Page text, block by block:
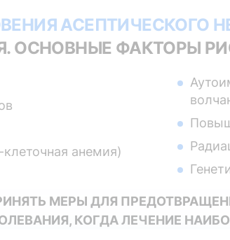
АСЕПТИЧЕСКОГО
ОСНОВНЫЕ ФАКТОРЫ
анемия)
МЕРЫ ДЛЯ
КОГДА ЛЕЧЕНИЕ